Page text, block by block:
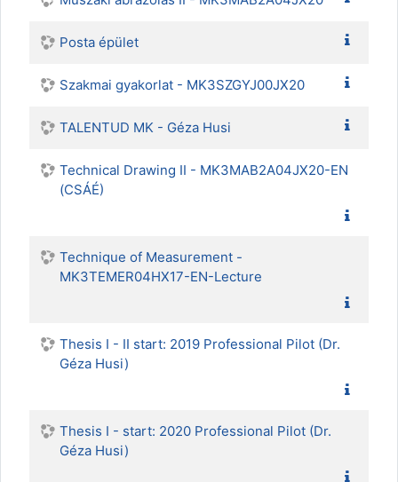
Posta épület
Szakmai gyakorlat - MK3SZGYJ00JX20
TALENTUD MK - Géza Husi
Technical Drawing II - MK3MAB2A04JX20-EN
(CSÁÉ)
Technique of Measurement -
MK3TEMER04HX17-EN-Lecture
Thesis I - II start: 2019 Professional Pilot (Dr.
Géza Husi)
Thesis I - start: 2020 Professional Pilot (Dr.
Géza Husi)